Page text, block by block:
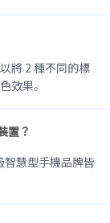
將 2 種不同的標
效果。
置？
智慧型手機品牌皆